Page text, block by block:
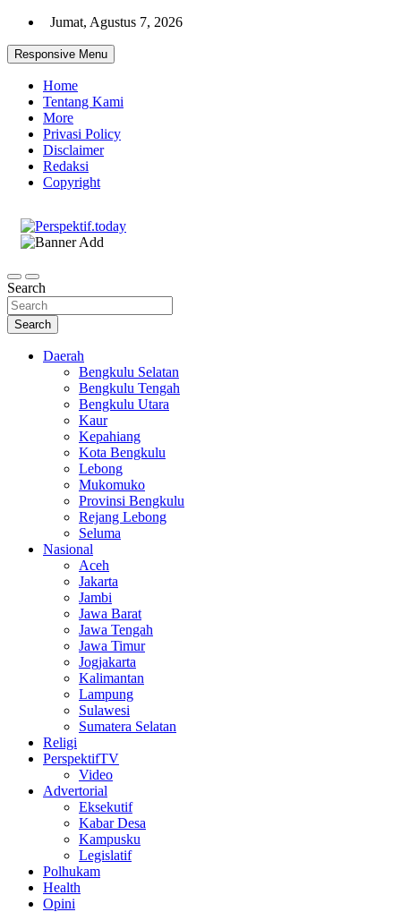
Skip
content
Jumat, Agustus 7, 2026
Responsive Menu
Home
Tentang Kami
More
Privasi Policy
Disclaimer
Redaksi
Copyright
Search
Search
Daerah
Bengkulu Selatan
Bengkulu Tengah
Bengkulu Utara
Kaur
Kepahiang
Kota Bengkulu
Lebong
Mukomuko
Provinsi Bengkulu
Rejang Lebong
Seluma
Nasional
Aceh
Jakarta
Jambi
Jawa Barat
Jawa Tengah
Jawa Timur
Jogjakarta
Kalimantan
Lampung
Sulawesi
Sumatera Selatan
Religi
PerspektifTV
Video
Advertorial
Eksekutif
Kabar Desa
Kampusku
Legislatif
Polhukam
Health
Opini